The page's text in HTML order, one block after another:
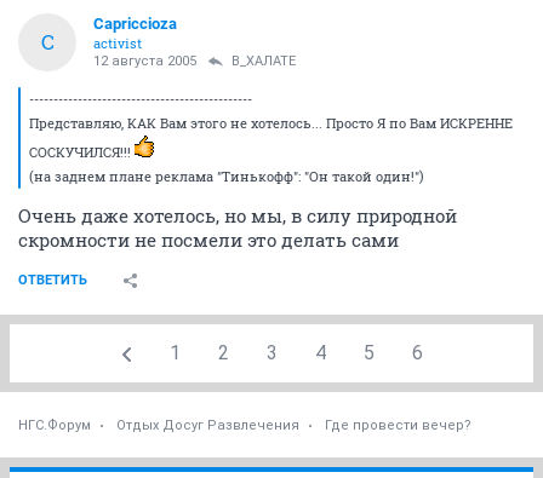
C
Capriccioza
activist
12 августа 2005 В_ХАЛАТЕ
----------------------------------------------
Представляю, КАК Вам этого не хотелось... Просто Я по Вам ИСКРЕННЕ
СОСКУЧИЛСЯ!!!
(на заднем плане реклама "Тинькофф": "Он такой один!")
Очень даже хотелось, но мы, в силу природной
скромности не посмели это делать сами
ОТВЕТИТЬ
1 2 3 4 5 6
НГС.Форум Отдых Досуг Развлечения Где провести вечер?